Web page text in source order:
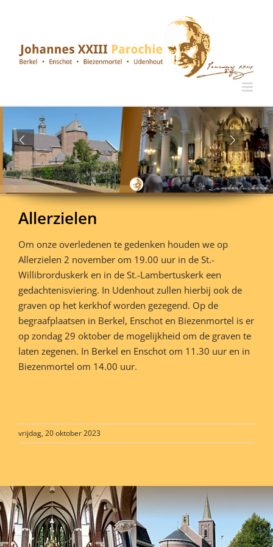
Allerzielen
Om onze overledenen te gedenken houden we op
Allerzielen 2 november om 19.00 uur in de St.-
Willibrorduskerk en in de St.-Lambertuskerk een
gedachtenisviering. In Udenhout zullen hierbij ook de
graven op het kerkhof worden gezegend. Op de
begraafplaatsen in Berkel, Enschot en Biezenmortel is er
op zondag 29 oktober de mogelijkheid om de graven te
laten zegenen. In Berkel en Enschot om 11.30 uur en in
Biezenmortel om 14.00 uur.
vrijdag, 20 oktober 2023